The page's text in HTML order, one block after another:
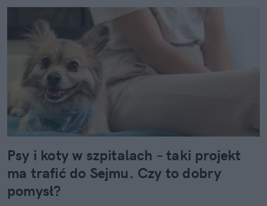
Psy i koty w szpitalach – taki projekt
ma trafić do Sejmu. Czy to dobry
pomysł?